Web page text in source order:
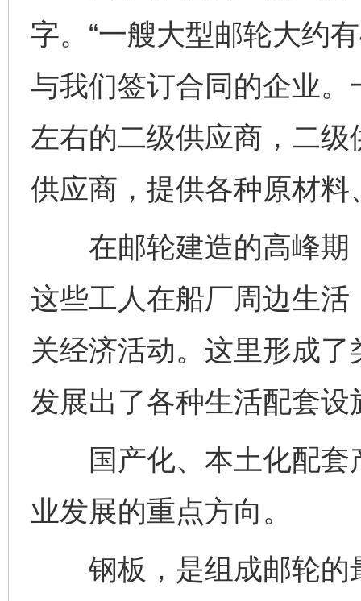
字。“一艘大型邮轮大约
与我们签订合同的企业
左右的二级供应商，二
供应商，提供各种原材料
在邮轮建造的高峰期
这些工人在船厂周边生
关经济活动。这里形成
发展出了各种生活配套设
国产化、本土化配套
业发展的重点方向。
钢板，是组成邮轮的